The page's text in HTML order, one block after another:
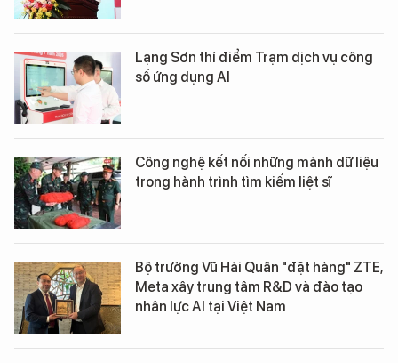
Lạng Sơn thí điểm Trạm dịch vụ công
số ứng dụng AI
Công nghệ kết nối những mảnh dữ liệu
trong hành trình tìm kiếm liệt sĩ
Bộ trưởng Vũ Hải Quân "đặt hàng" ZTE,
Meta xây trung tâm R&D và đào tạo
nhân lực AI tại Việt Nam